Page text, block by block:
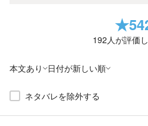
★
192人が評価
本文あり 日付が新しい順
ネタバレを除外する